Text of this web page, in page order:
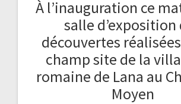
À l’inauguration ce
salle d’exposition
découvertes
champ site de la
romaine de Lana au
Moyen